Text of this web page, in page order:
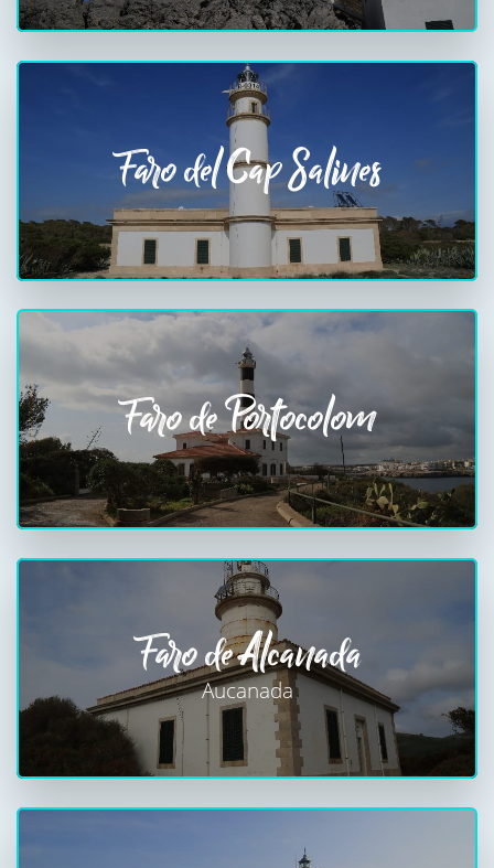
Faro del Cap Salines
Faro de Portocolom
Faro de Alcanada
Aucanada